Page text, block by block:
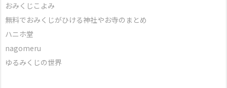
おみくじこよみ
無料でおみくじがひける神社やお寺のまとめ
ハニホ堂
nagomeru
ゆるみくじの世界